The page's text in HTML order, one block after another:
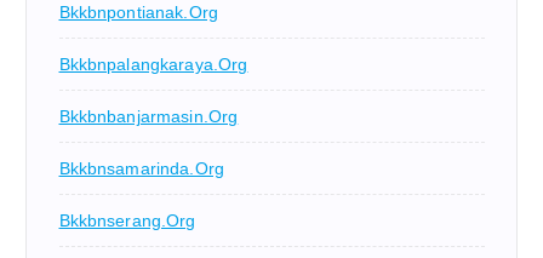
Bkkbnpontianak.org
Bkkbnpalangkaraya.org
Bkkbnbanjarmasin.org
Bkkbnsamarinda.org
Bkkbnserang.org